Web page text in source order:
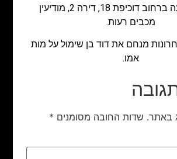
יושבים שבעה ברחוב דוכיפת 18, דירה 2, מודיעין
מכבים רעות.
מנחם את דוד בן שימול על מות
אמו.
באתר. שדות החובה מסומנים *